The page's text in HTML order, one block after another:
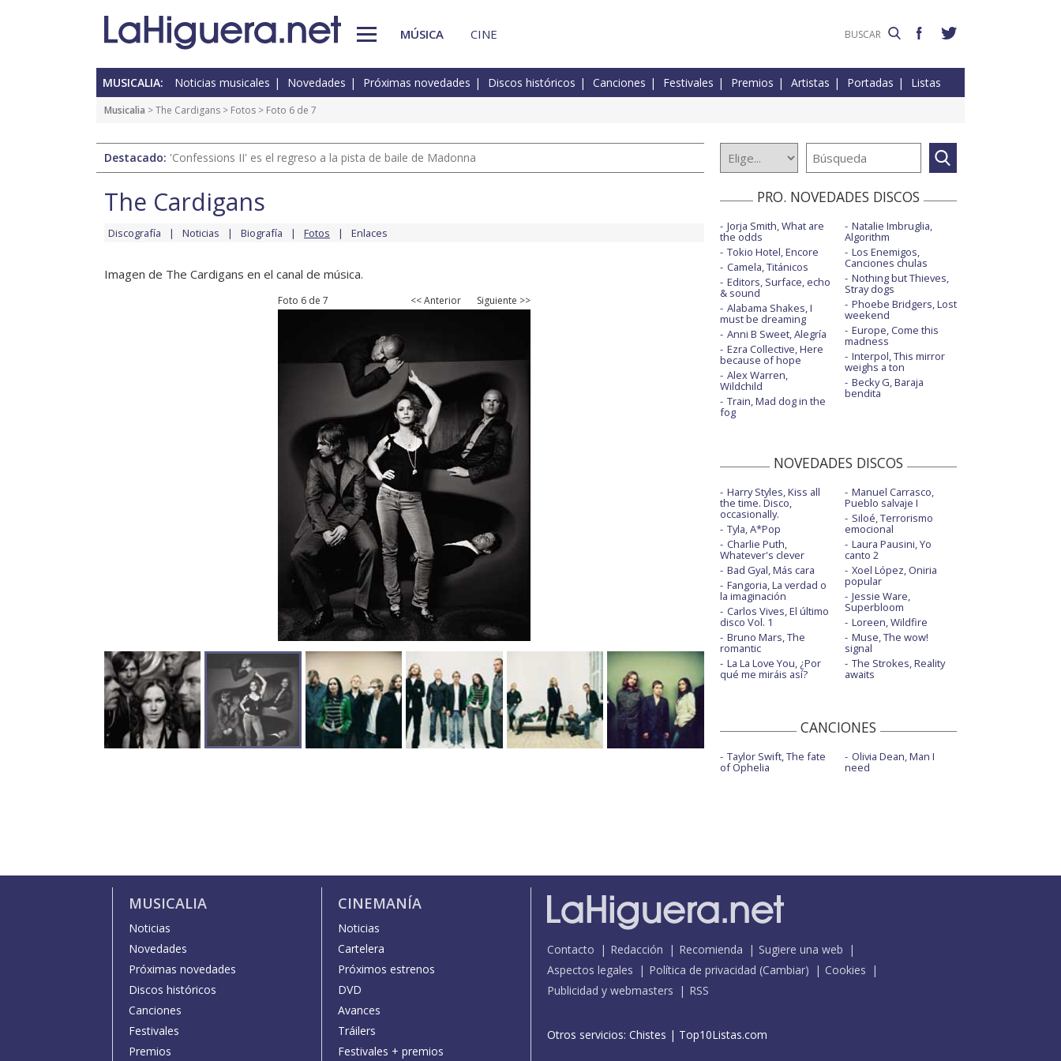
MÚSICA CINE
MUSICALIA: Noticias musicales Novedades Próximas novedades Discos históricos Canciones Festivales Premios Artistas Portadas Listas
Musicalia >The Cardigans > Fotos > Foto 6 de 7
Destacado: 'Confessions II' es el regreso a la pista de baile de Madonna
The Cardigans
Discografía Noticias Biografía Fotos Enlaces
Imagen de The Cardigans en el canal de música.
Foto 6 de 7 << Anterior Siguiente >>
PRO. NOVEDADES DISCOS
Jorja Smith, What are
the odds
Tokio Hotel, Encore
Camela, Titánicos
Editors, Surface, echo
& sound
Alabama Shakes, I
must be dreaming
Anni B Sweet, Alegría
Ezra Collective, Here
because of hope
Alex Warren,
Wildchild
Train, Mad dog in the
fog
Natalie Imbruglia,
Algorithm
Los Enemigos,
Canciones chulas
Nothing but Thieves,
Stray dogs
Phoebe Bridgers, Lost
weekend
Europe, Come this
madness
Interpol, This mirror
weighs a ton
Becky G, Baraja
bendita
NOVEDADES DISCOS
Harry Styles, Kiss all
the time. Disco,
occasionally.
Tyla, A*Pop
Charlie Puth,
Whatever's clever
Bad Gyal, Más cara
Fangoria, La verdad o
la imaginación
Carlos Vives, El último
disco Vol. 1
Bruno Mars, The
romantic
La La Love You, ¿Por
qué me miráis así?
Manuel Carrasco,
Pueblo salvaje I
Siloé, Terrorismo
emocional
Laura Pausini, Yo
canto 2
Xoel López, Oniria
popular
Jessie Ware,
Superbloom
Loreen, Wildfire
Muse, The wow!
signal
The Strokes, Reality
awaits
CANCIONES
Taylor Swift, The fate
of Ophelia
Olivia Dean, Man I
need
MUSICALIA
Noticias
Novedades
Próximas novedades
Discos históricos
Canciones
Festivales
Premios
CINEMANÍA
Noticias
Cartelera
Próximos estrenos
DVD
Avances
Tráilers
Festivales + premios
Contacto Redacción Recomienda
Sugiere una web
Aspectos legales
Política de privacidad (Cambiar)
Cookies
Publicidad y webmasters
RSS
Otros servicios: Chistes | Top10Listas.com